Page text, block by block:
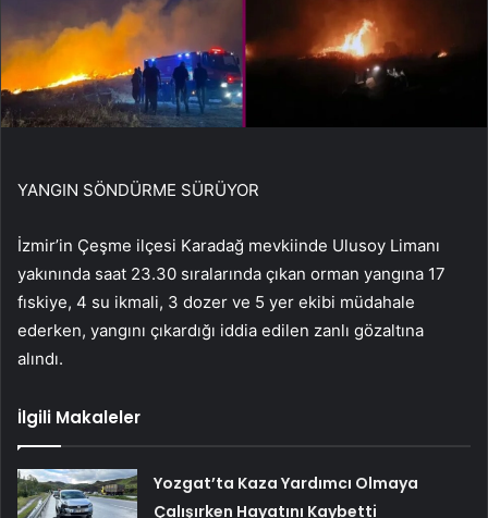
YANGIN SÖNDÜRME SÜRÜYOR
İzmir’in Çeşme ilçesi Karadağ mevkiinde Ulusoy Limanı
yakınında saat 23.30 sıralarında çıkan orman yangına 17
fıskiye, 4 su ikmali, 3 dozer ve 5 yer ekibi müdahale
ederken, yangını çıkardığı iddia edilen zanlı gözaltına
alındı.
İlgili Makaleler
Yozgat’ta Kaza Yardımcı Olmaya
Çalışırken Hayatını Kaybetti